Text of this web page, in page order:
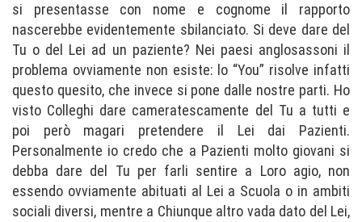
si presentasse con nome e cognome il rapporto
nascerebbe evidentemente sbilanciato. Si deve dare del
Tu o del Lei ad un paziente? Nei paesi anglosassoni il
problema ovviamente non esiste: lo “You” risolve infatti
questo quesito, che invece si pone dalle nostre parti. Ho
visto Colleghi dare cameratescamente del Tu a tutti e
poi però magari pretendere il Lei dai Pazienti.
Personalmente io credo che a Pazienti molto giovani si
debba dare del Tu per farli sentire a Loro agio, non
essendo ovviamente abituati al Lei a Scuola o in ambiti
sociali diversi, mentre a Chiunque altro vada dato del Lei,